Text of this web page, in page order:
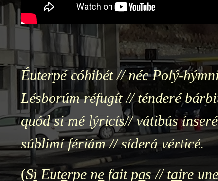
Éuterpé cóhibét // néc Polý-
Lésborúm réfugít // ténderé
quód si mé lýricís// vátibús
súblimí fériám // síderá vérticé.
(Si Euterpe ne fait pas // taire